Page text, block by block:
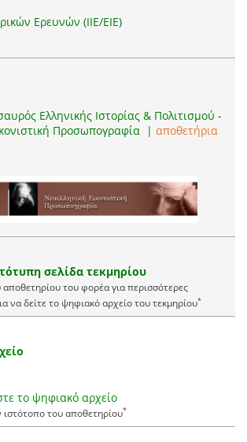
Ερευνών (ΙΙΕ/ΕΙΕ)
Ελληνικής Ιστορίας & Πολιτισμού -
Προσωπογραφία | αποθετήρια
σελίδα τεκμηρίου
του φορέα για περισσότερες
να δείτε το ψηφιακό αρχείο του τεκμηρίου*
το ψηφιακό αρχείο
του αποθετηρίου*